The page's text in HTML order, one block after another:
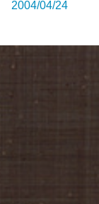
2004/04/24